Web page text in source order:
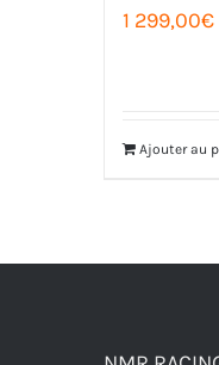
1 299,00€
Ajouter au
NMR